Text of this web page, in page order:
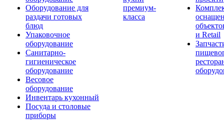
Оборудование для
раздачи готовых
блюд
Упаковочное
оборудование
Санитарно-
гигиеническое
оборудование
Весовое
оборудование
Инвентарь кухонный
Посуда и столовые
приборы
премиум-
класса
и Retail